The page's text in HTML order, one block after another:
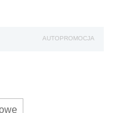
AUTOPROMOCJA